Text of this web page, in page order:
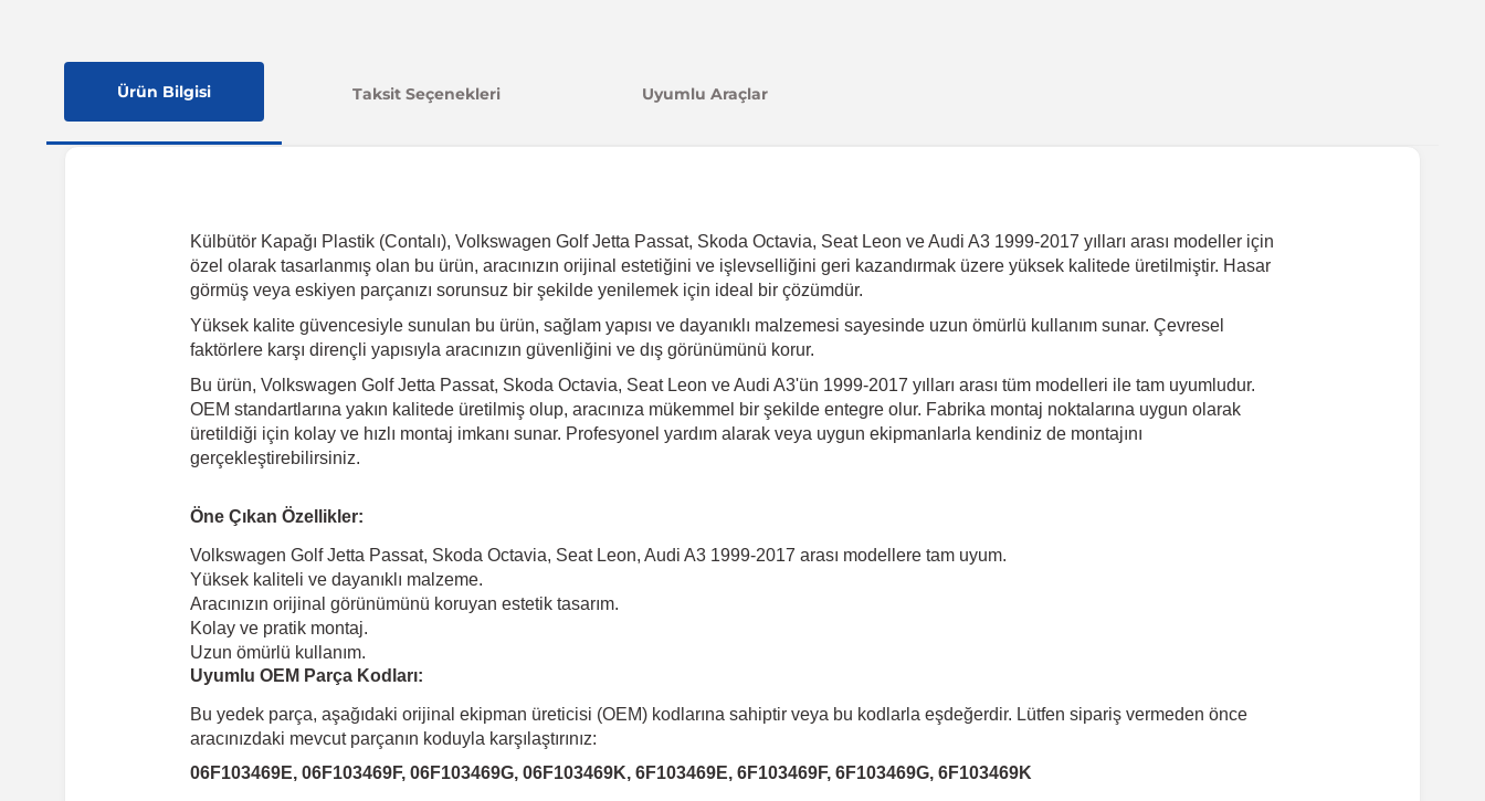
Ürün Bilgisi Taksit Seçenekleri Uyumlu Araçlar
Külbütör Kapağı Plastik (Contalı), Volkswagen Golf Jetta Passat, Skoda Octavia, Seat Leon ve Audi A3 1999-2017 yılları arası modeller için
özel olarak tasarlanmış olan bu ürün, aracınızın orijinal estetiğini ve işlevselliğini geri kazandırmak üzere yüksek kalitede üretilmiştir. Hasar
görmüş veya eskiyen parçanızı sorunsuz bir şekilde yenilemek için ideal bir çözümdür.
Yüksek kalite güvencesiyle sunulan bu ürün, sağlam yapısı ve dayanıklı malzemesi sayesinde uzun ömürlü kullanım sunar. Çevresel
faktörlere karşı dirençli yapısıyla aracınızın güvenliğini ve dış görünümünü korur.
Bu ürün, Volkswagen Golf Jetta Passat, Skoda Octavia, Seat Leon ve Audi A3'ün 1999-2017 yılları arası tüm modelleri ile tam uyumludur.
OEM standartlarına yakın kalitede üretilmiş olup, aracınıza mükemmel bir şekilde entegre olur. Fabrika montaj noktalarına uygun olarak
üretildiği için kolay ve hızlı montaj imkanı sunar. Profesyonel yardım alarak veya uygun ekipmanlarla kendiniz de montajını
gerçekleştirebilirsiniz.
Öne Çıkan Özellikler:
Volkswagen Golf Jetta Passat, Skoda Octavia, Seat Leon, Audi A3 1999-2017 arası modellere tam uyum.
Yüksek kaliteli ve dayanıklı malzeme.
Aracınızın orijinal görünümünü koruyan estetik tasarım.
Kolay ve pratik montaj.
Uzun ömürlü kullanım.
Uyumlu OEM Parça Kodları:
Bu yedek parça, aşağıdaki orijinal ekipman üreticisi (OEM) kodlarına sahiptir veya bu kodlarla eşdeğerdir. Lütfen sipariş vermeden önce
aracınızdaki mevcut parçanın koduyla karşılaştırınız:
06F103469E, 06F103469F, 06F103469G, 06F103469K, 6F103469E, 6F103469F, 6F103469G, 6F103469K